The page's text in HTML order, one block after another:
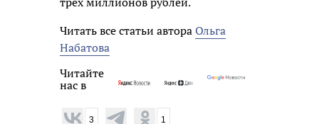
Читать все статьи автораОльга
Набатова
Читайте
нас в
3 1